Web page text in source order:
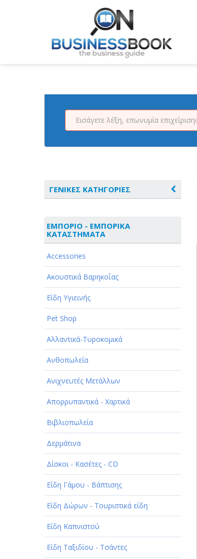
ΓΕΝΙΚΕΣ ΚΑΤΗΓΟΡΙΕΣ
ΑΘΛΗΤΙΣΜΟΣ
ΑΥΤΟΚΙΝΗΤΑ - ΜΗΧΑΝΕΣ - ΣΚΑΦΗ
ΔΙΑΣΚΕΔΑΣΗ - ΨΥΧΑΓΩΓΙΑ - ΤΕΧΝΕΣ
ΔΙΑΦΗΜΙΣΗ - ΜΜΕ
ΕΚΚΛΗΣΙΕΣ - ΦΙΛΑΝΘΡΩΠΙΚΑ
ΣΩΜΑΤΕΙΑ
ΕΚΠΑΙΔΕΥΣΗ - ΣΧΟΛΕΣ
ΕΜΠΟΡΙΟ - ΕΜΠΟΡΙΚΑ
ΚΑΤΑΣΤΗΜΑΤΑ
ΕΡΓΟΣΤΑΣΙΑ - ΒΙΟΜΗΧΑΝΙΕΣ
ΞΕΝΟΔΟΧΕΙΑ - ΤΟΥΡΙΣΜΟΣ
ΟΜΟΡΦΙΑ
ΠΑΡΟΧΗ ΥΠΗΡΕΣΙΩΝ
ΤΕΧΝΙΚΑ - ΚΑΤΑΣΚΕΥΑΣΤΙΚΑ
ΤΕΧΝΟΛΟΓΙΑ
ΥΓΕΙΑ - ΙΑΤΡΟΙ
ΦΑΓΗΤΟ
ΕΜΠΟΡΙΟ - ΕΜΠΟΡΙΚΑ
ΚΑΤΑΣΤΗΜΑΤΑ
Accessories
Ακουστικά Βαρηκοΐας
Είδη Υγιεινής
Pet Shop
Αλλαντικά-Τυροκομικά
Ανθοπωλεία
Ανιχνευτές Μετάλλων
Απορρυπαντικά - Χαρτικά
Βιβλιοπωλεία
Δερμάτινα
Δίσκοι - Κασέτες - CD
Είδη Γάμου - Βάπτισης
Είδη Δώρων - Τουριστικά είδη
Είδη Καπνιστού
Είδη Ταξιδίου - Τσάντες